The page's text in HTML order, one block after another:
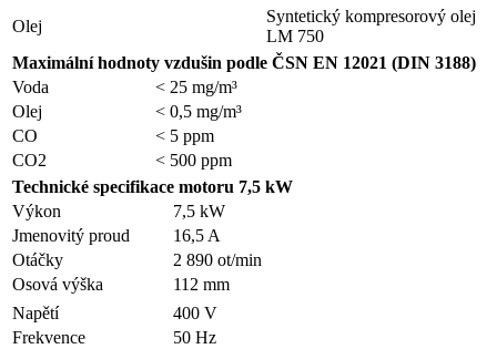
Olej
Syntetický kompresorový olej
LM 750
Maximální hodnoty vzdušin podle ČSN EN 12021 (DIN 3188)
Voda
< 25 mg/m³
Olej
< 0,5 mg/m³
CO
< 5 ppm
CO2
< 500 ppm
Technické specifikace motoru 7,5 kW
Výkon
7,5 kW
Jmenovitý proud
16,5 A
Otáčky
2 890 ot/min
Osová výška
112 mm
Napětí
400 V
Frekvence
50 Hz